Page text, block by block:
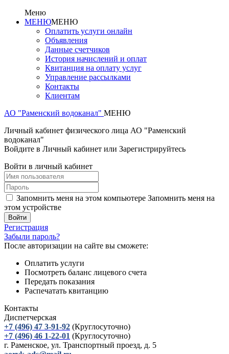
Меню
МЕНЮМЕНЮ
Оплатить услуги онлайн
Объявления
Данные счетчиков
История начислений и оплат
Квитанция на оплату услуг
Управление рассылками
Контакты
Клиентам
АО "Раменский водоканал" МЕНЮ
Личный кабинет физического лица АО "Раменский
водоканал"
Войдите в Личный кабинет или Зарегистрируйтесь
Войти в личный кабинет
Запомнить меня на этом компьютере Запомнить меня на
этом устройстве
Регистрация
Забыли пароль?
После авторизации на сайте вы сможете:
Оплатить услуги
Посмотреть баланс лицевого счета
Передать показания
Распечатать квитанцию
Контакты
Диспетчерская
+7 (496) 47 3-91-92 (Круглосуточно)
+7 (496) 46 1-22-01 (Круглосуточно)
г. Раменское, ул. Транспортный проезд, д. 5